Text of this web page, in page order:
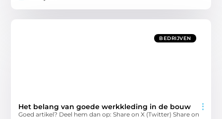
BEDRIJVEN
Het belang van goede werkkleding in de bouw
Goed artikel? Deel hem dan op: Share on X (Twitter) Share on